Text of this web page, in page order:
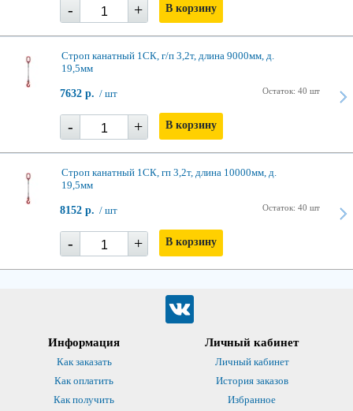
- + В корзину
Строп канатный 1СК, г/п 3,2т, длина 9000мм, д.
19,5мм
Остаток: 40 шт
7632 р. / шт
- + В корзину
Строп канатный 1СК, гп 3,2т, длина 10000мм, д.
19,5мм
Остаток: 40 шт
8152 р. / шт
- + В корзину
Информация
Как заказать
Как оплатить
Как получить
Личный кабинет
Личный кабинет
История заказов
Избранное